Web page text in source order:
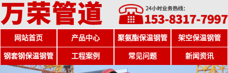
网站首页 产品中心 聚氨酯保温钢管 架空保温钢管
钢套钢保温钢管 工程案例 常见问题 新闻资讯